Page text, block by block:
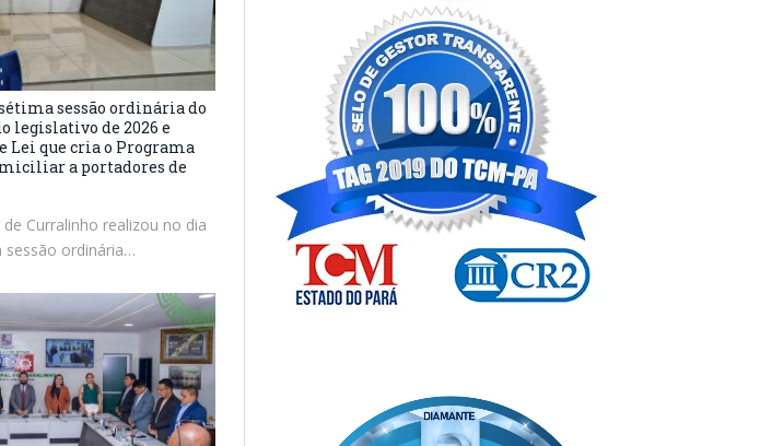
sessão ordinária do
legislativo de 2026 e
Lei que cria o Programa
a portadores de
Curralinho realizou no dia
sessão ordinária…